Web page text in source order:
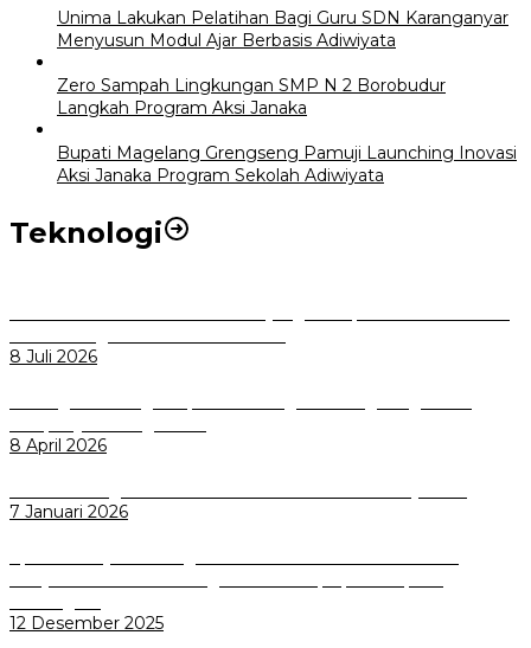
Unima Lakukan Pelatihan Bagi Guru SDN Karanganyar
Menyusun Modul Ajar Berbasis Adiwiyata
Zero Sampah Lingkungan SMP N 2 Borobudur
Langkah Program Aksi Janaka
Bupati Magelang Grengseng Pamuji Launching Inovasi
Aksi Janaka Program Sekolah Adiwiyata
Teknologi
8 Juli 2026
8 April 2026
7 Januari 2026
12 Desember 2025